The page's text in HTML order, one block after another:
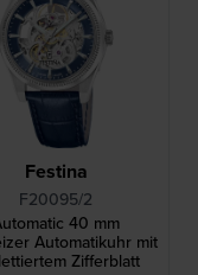
Festina
F20095/2
40 mm
Automatikuhr mit
Zifferblatt